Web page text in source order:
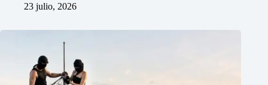
23 julio, 2026